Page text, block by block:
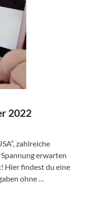
2022
zahlreiche
erwarten
Hier findest du eine
ohne …